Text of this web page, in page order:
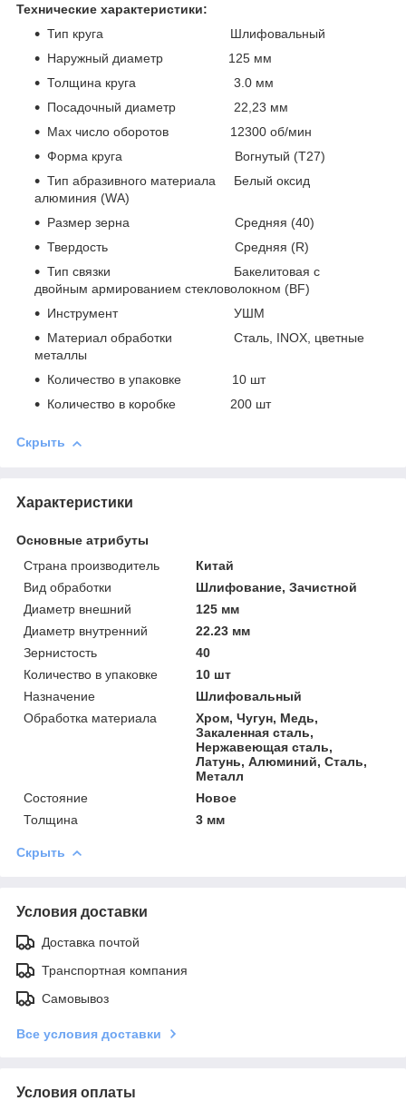
Технические характеристики:
Тип круга Шлифовальный
Наружный диаметр 125 мм
Толщина круга 3.0 мм
Посадочный диаметр 22,23 мм
Max число оборотов 12300 об/мин
Форма круга Вогнутый (Т27)
Тип абразивного материала Белый оксид
алюминия (WА)
Размер зерна Средняя (40)
Твердость Средняя (R)
Тип связки Бакелитовая с
двойным армированием стекловолокном (BF)
Инструмент УШМ
Материал обработки Сталь, INOX, цветные
металлы
Количество в упаковке 10 шт
Количество в коробке 200 шт
Скрыть
Характеристики
Основные атрибуты
Страна производитель
Китай
Вид обработки
Шлифование, Зачистной
Диаметр внешний
125 мм
Диаметр внутренний
22.23 мм
Зернистость
40
Количество в упаковке
10 шт
Назначение
Шлифовальный
Обработка материала
Хром, Чугун, Медь,
Закаленная сталь,
Нержавеющая сталь,
Латунь, Алюминий, Сталь,
Металл
Состояние
Новое
Толщина
3 мм
Скрыть
Условия доставки
Доставка почтой
Транспортная компания
Самовывоз
Все условия доставки
Условия оплаты